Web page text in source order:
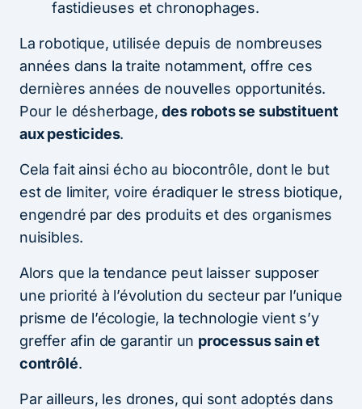
fastidieuses et chronophages.
La robotique, utilisée depuis de nombreuses
années dans la traite notamment, offre ces
dernières années de nouvelles opportunités.
Pour le désherbage,des robots se substituent
aux pesticides.
Cela fait ainsi écho au biocontrôle, dont le but
est de limiter, voire éradiquer le stress biotique,
engendré par des produits et des organismes
nuisibles.
Alors que la tendance peut laisser supposer
une priorité à l’évolution du secteur par l’unique
prisme de l’écologie, la technologie vient s’y
greffer afin de garantir un processus sain et
contrôlé.
Par ailleurs, les drones, qui sont adoptés dans